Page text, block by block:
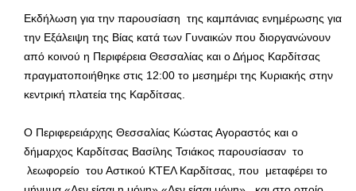
Εκδήλωση για την παρουσίαση της καμπάνιας ενημέρωσης για
την Εξάλειψη της Βίας κατά των Γυναικών που διοργανώνουν
από κοινού η Περιφέρεια Θεσσαλίας και ο Δήμος Καρδίτσας
πραγματοποιήθηκε στις 12:00 το μεσημέρι της Κυριακής στην
κεντρική πλατεία της Καρδίτσας.
Ο Περιφερειάρχης Θεσσαλίας Κώστας Αγοραστός και ο
δήμαρχος Καρδίτσας Βασίλης Τσιάκος παρουσίασαν το
λεωφορείο του Αστικού ΚΤΕΛ Καρδίτσας, που μεταφέρει το